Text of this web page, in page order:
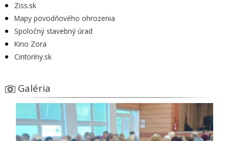
Ziss.sk
Mapy povodňového ohrozenia
Spoločný stavebný úrad
Kino Zora
Cintoríny.sk
Galéria